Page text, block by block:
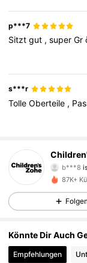
p***7
Sitztgut ,superGr
s***r
TolleOberteile ,
3***9
4,90
4,90
87K+
Folgen
Könnte Dir Auch
Empfehlungen